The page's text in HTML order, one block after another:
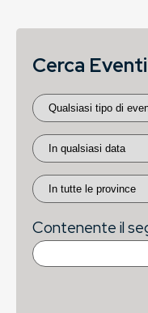
Cerca Eventi
Contenente il